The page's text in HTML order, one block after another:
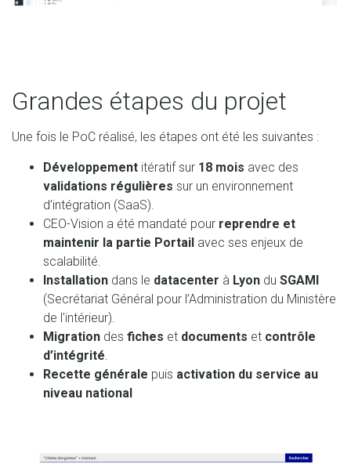
Grandes étapes du projet
Une fois le PoC réalisé, les étapes ont été les suivantes :
Développement itératif sur 18 mois avec des
validations régulières sur un environnement
d’intégration (SaaS).
CEO-Vision a été mandaté pour reprendre et
maintenir la partie Portail avec ses enjeux de
scalabilité.
Installation dans le datacenter à Lyon du SGAMI
(Secrétariat Général pour l’Administration du Ministère
de l'intérieur).
Migration des fiches et documents et contrôle
d’intégrité.
Recette générale puis activation du service au
niveau national